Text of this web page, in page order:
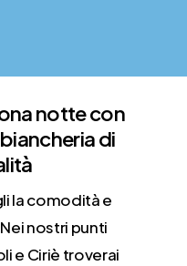
notte con
di
la comodità e
nostri punti
e Ciriè troverai